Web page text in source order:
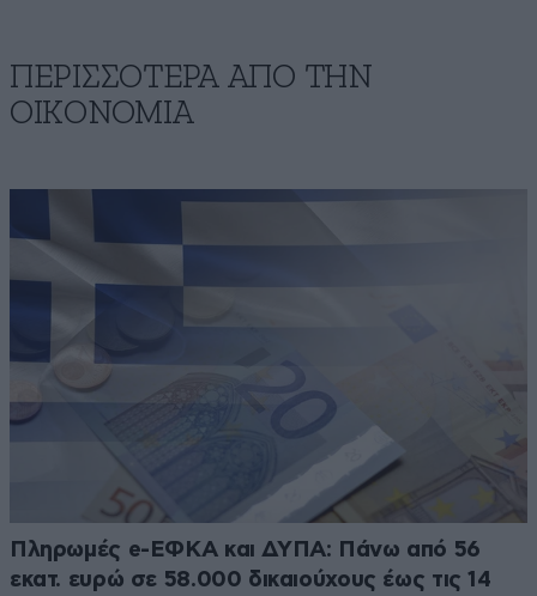
ΠΕΡΙΣΣΟΤΕΡΑ ΑΠΟ ΤΗΝ
ΟΙΚΟΝΟΜΙΑ
Πληρωμές e-ΕΦΚΑ και ΔΥΠΑ: Πάνω από 56
εκατ. ευρώ σε 58.000 δικαιούχους έως τις 14